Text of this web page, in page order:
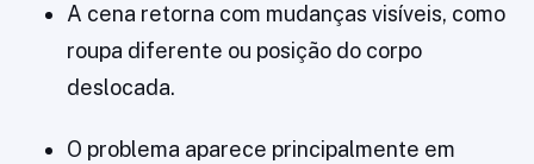
A cena retorna com mudanças visíveis, como
roupa diferente ou posição do corpo
deslocada.
O problema aparece principalmente em